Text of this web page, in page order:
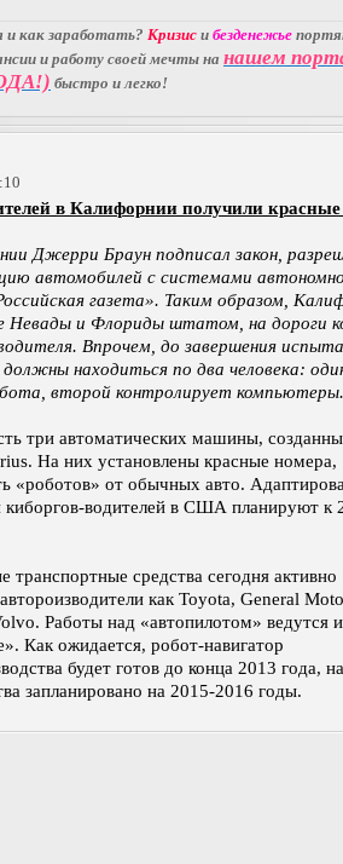
и как заработать? Кризис и безденежье
и работу своей мечты на нашем
быстро и легко!
в Калифорнии получили
Джерри Браун подписал закон,
автомобилей с системами
газета». Таким образом,
Невады и Флориды штатом, на дороги
Впрочем, до завершения
находиться по два человека:
второй контролирует компьютеры.
три автоматических машины,
На них установлены красные номера,
«роботов» от обычных авто.
киборгов-водителей в США планируют к
средства сегодня активно
как Toyota, General
Работы над «автопилотом» ведутся
Как ожидается, робот-навигатор
будет готов до конца 2013 года,
запланировано на 2015-2016 годы.